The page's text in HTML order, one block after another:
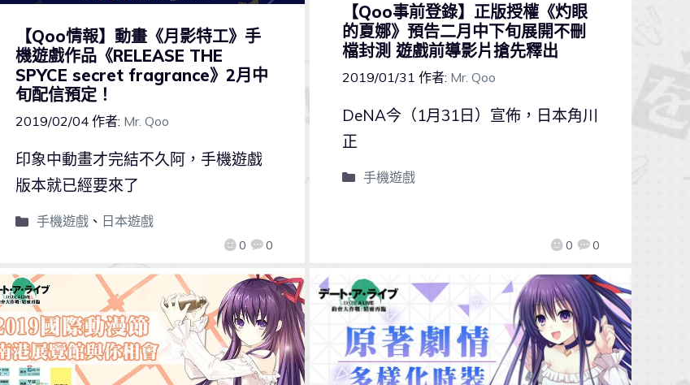
【Qoo情報】動畫《月影特工》手
機遊戲作品《RELEASE THE
SPYCE secret fragrance》2月中
旬配信預定！
2019/02/04 作者: Mr. Qoo
0 0
印象中動畫才完結不久阿，手機遊戲
版本就已經要來了
手機遊戲、 日本遊戲
【Qoo事前登錄】正版授權《灼眼
的夏娜》預告二月中下旬展開不刪
檔封測 遊戲前導影片搶先釋出
2019/01/31 作者: Mr. Qoo
0 0
DeNA今（1月31日）宣佈，日本角川
正
手機遊戲